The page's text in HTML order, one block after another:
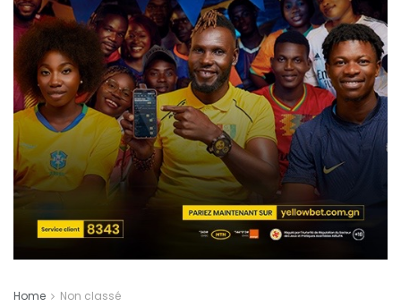
Home Non classé